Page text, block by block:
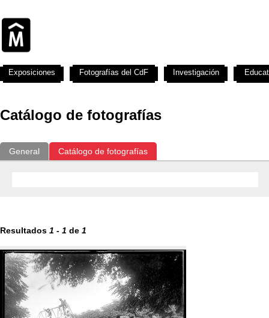
Catálogo de fotografías
General Catálogo de fotografías
Resultados 1 - 1 de 1
Exposiciones Fotografías del CdF Investigación